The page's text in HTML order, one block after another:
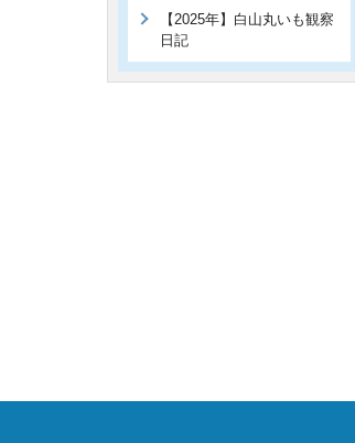
【2025年】白山丸いも観察
日記